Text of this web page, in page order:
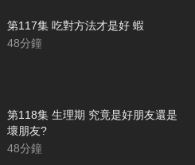
第117集 吃對方法才是好 蝦
48分鐘
第118集 生理期 究竟是好朋友還是
壞朋友?
48分鐘